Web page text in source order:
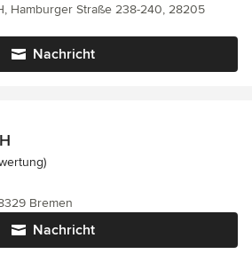
Nachricht
Hamburger Straße 238-240, 28205
5 von 5 Sternen
Nachricht
Bremen